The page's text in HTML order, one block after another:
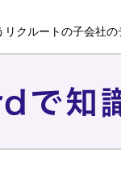
クルートの子会社の